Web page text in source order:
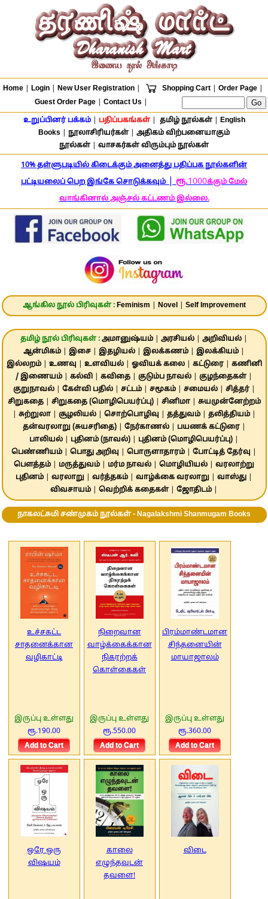
Home Login New User Registration Shopping Cart Order Page
Guest Order Page| Contact Us
உறுப்பினர் பக்கம்| பதிப்பகங்கள்| தமிழ் நூல்கள்| English
Books
நூலாசிரியர்கள்| அதிகம் விற்பனையாகும்
நூல்கள்| வாசகர்கள் விரும்பும் நூல்கள்
10% தள்ளுபடியில் கிடைக்கும் அனைத்து பதிப்பக நூல்களின்
பட்டியலைப் பெற இங்கே சொடுக்கவும்|ரூ.1000க்கும் மேல்
வாங்கினால் அஞ்சல் கட்டணம் இல்லை.
ஆங்கில நூல் பிரிவுகள் : Feminism Novel| Self Improvement
தமிழ் நூல் பிரிவுகள் : அமானுஷ்யம் அரசியல் அறிவியல்
ஆன்மிகம்
இசை இதழியல் இலக்கணம் இலக்கியம்
இல்லறம்| உணவு உளவியல்| ஓவியக் கலை| கட்டுரை| கணினி
/ இணையம்
கல்வி கவிதை குடும்ப நாவல் குழந்தைகள்|
குறுநாவல்| கேள்வி பதில்| சட்டம்| சமூகம்| சமையல்| சித்தர்|
சிறுகதை| சிறுகதை (மொழிபெயர்ப்பு)| சினிமா| சுயமுன்னேற்றம்
சுற்றுலா| சூழலியல்| சொற்பொழிவு தத்துவம்| தலித்தியம்|
தன்வரலாறு (சுயசரிதை)| நேர்காணல்| பயணக் கட்டுரை|
பாலியல்
புதினம் (நாவல்) புதினம் (மொழிபெயர்ப்பு)
பெண்ணியம்
பொது அறிவு பொருளாதாரம் போட்டித் தேர்வு
பௌத்தம்
மருத்துவம் மர்ம நாவல் மொழியியல்
வரலாற்று
புதினம்
வரலாறு வர்த்தகம் வாழ்க்கை வரலாறு வாஸ்து
விவசாயம்
வெற்றிக் கதைகள்| ஜோதிடம்
நாகலட்சுமி சண்முகம் நூல்கள் - Nagalakshmi Shanmugam Books
உச்சகட்ட
சாதனைக்கான
வழிகாட்டி
இருப்பு உள்ளது
ரூ.190.00
நிறைவான
வாழ்க்கைக்கான
நிகரற்றக்
கொள்கைகள்
இருப்பு உள்ளது
ரூ.550.00
பிரம்மாண்டமான
சிந்தனையின்
மாயாஜாலம்
இருப்பு உள்ளது
ரூ.360.00
ஒரே ஒரு
விஷயம்
காலை
எழுந்தவுடன்
தவளை!
விடை